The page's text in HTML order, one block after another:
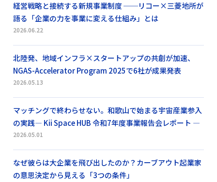
経営戦略と接続する新規事業制度 ──リコー×三菱地所が
語る「企業の力を事業に変える仕組み」とは
2026.06.22
北陸発、地域インフラ×スタートアップの共創が加速、
NGAS-Accelerator Program 2025で6社が成果発表
2026.05.13
マッチングで終わらせない。和歌山で始まる宇宙産業参入
の実践― Kii Space HUB 令和7年度事業報告会レポート ―
2026.05.01
なぜ彼らは大企業を飛び出したのか？カーブアウト起業家
の意思決定から見える「3つの条件」